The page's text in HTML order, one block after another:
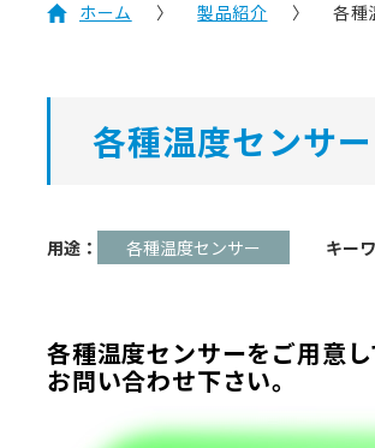
ホーム 製品紹介 各種
各種温度センサー
用途： 各種温度センサー キー
各種温度センサーをご用意
お問い合わせ下さい。